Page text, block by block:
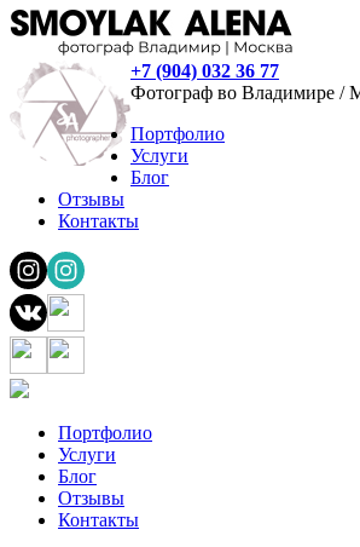
+7 (904) 032 36 77
Фотограф во Владимире /
Портфолио
Услуги
Блог
Отзывы
Контакты
Портфолио
Услуги
Блог
Отзывы
Контакты